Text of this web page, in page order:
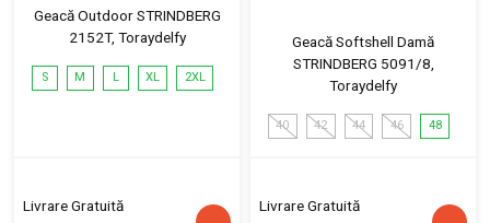
Geacă Outdoor STRINDBERG
2152T, Toraydelfy
S M L XL 2XL
Livrare Gratuită
Geacă Softshell Damă
STRINDBERG 5091/8,
Toraydelfy
40 42 44 46 48
Livrare Gratuită